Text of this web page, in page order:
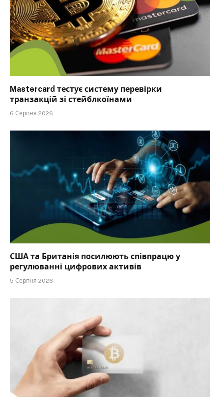
Mastercard тестує систему перевірки
транзакцій зі стейблкоїнами
6 Серпня 2026
США та Британія посилюють співпрацю у
регулюванні цифрових активів
5 Серпня 2026